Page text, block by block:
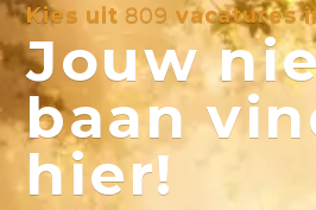
Kies uit 809 vacatures
Jouw
baan
hier!